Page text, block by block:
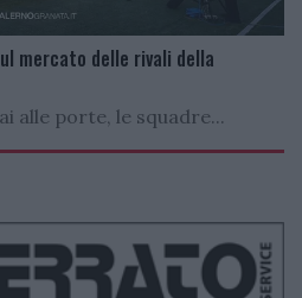
mercato delle rivali della
alle porte, le squadre...